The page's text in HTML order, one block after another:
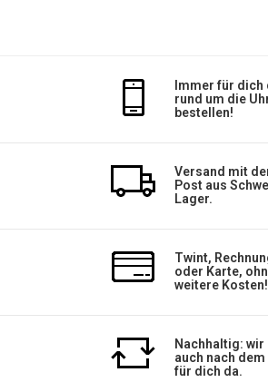
Immer für dich
rund um die
bestellen!
Versand mit
Post aus
Lager.
Twint,
oder Karte,
weitere Kosten!
Nachhaltig: wir
auch nach dem
für dich da.